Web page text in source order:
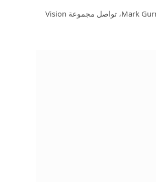
وفقًا لأحدث إصدار من نشرة Power On الإخبارية لـ Mark Gurman، تواصل مجموعة Vision